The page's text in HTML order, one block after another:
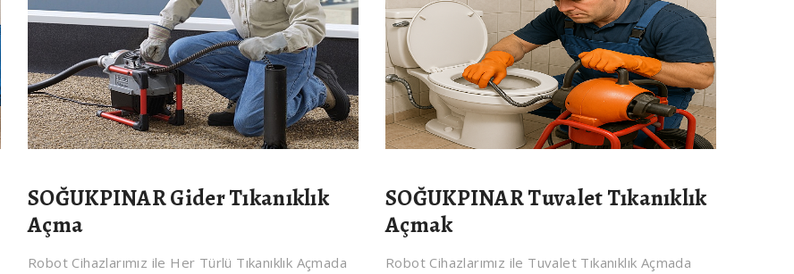
SOĞUKPINAR Gider Tıkanıklık
Açma
Robot Cihazlarımız ile Her Türlü Tıkanıklık Açmada
SOĞUKPINAR Tuvalet Tıkanıklık
Açmak
Robot Cihazlarımız ile Tuvalet Tıkanıklık Açmada